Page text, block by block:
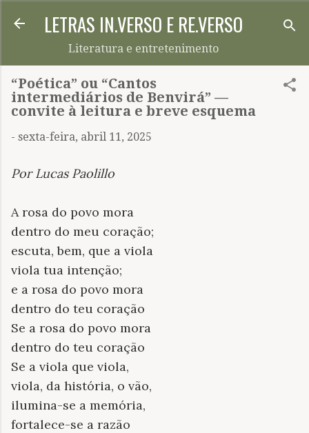
Pular para o conteúdo principal
LETRAS IN.VERSO E RE.VERSO
Literatura e entretenimento
“Poética” ou “Cantos
intermediários de Benvirá” —
convite à leitura e breve esquema
- sexta-feira, abril 11, 2025
Por Lucas Paolillo
A rosa do povo mora
dentro do meu coração;
escuta, bem, que a viola
viola tua intenção;
e a rosa do povo mora
dentro do teu coração
Se a rosa do povo mora
dentro do teu coração
Se a viola que viola,
viola, da história, o vão,
ilumina-se a memória,
fortalece-se a razão